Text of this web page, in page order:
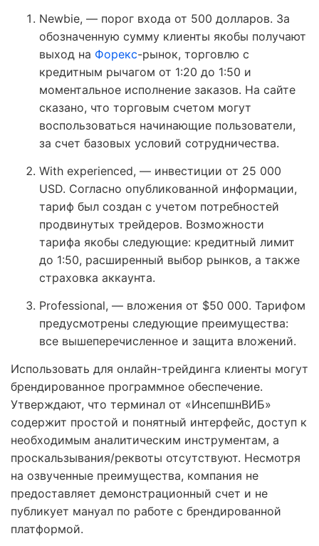
Newbie, — порог входа от 500 долларов. За
обозначенную сумму клиенты якобы получают
выход на Форекс-рынок, торговлю с
кредитным рычагом от 1:20 до 1:50 и
моментальное исполнение заказов. На сайте
сказано, что торговым счетом могут
воспользоваться начинающие пользователи,
за счет базовых условий сотрудничества.
With experienced, — инвестиции от 25 000
USD. Согласно опубликованной информации,
тариф был создан с учетом потребностей
продвинутых трейдеров. Возможности
тарифа якобы следующие: кредитный лимит
до 1:50, расширенный выбор рынков, а также
страховка аккаунта.
Professional, — вложения от $50 000. Тарифом
предусмотрены следующие преимущества:
все вышеперечисленное и защита вложений.
Использовать для онлайн-трейдинга клиенты могут
брендированное программное обеспечение.
Утверждают, что терминал от «ИнсепшнВИБ»
содержит простой и понятный интерфейс, доступ к
необходимым аналитическим инструментам, а
проскальзывания/реквоты отсутствуют. Несмотря
на озвученные преимущества, компания не
предоставляет демонстрационный счет и не
публикует мануал по работе с брендированной
платформой.